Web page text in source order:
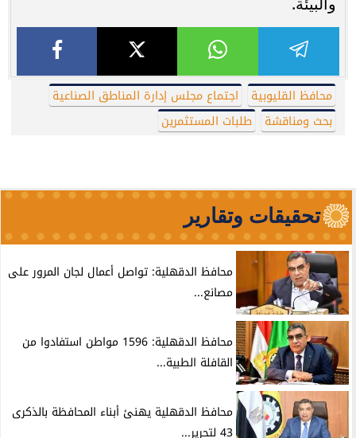
محافظ القليوبية
اجتماع مجلس إدارة المناطق الصناعية
بحث ومناقشة
طلبات المستثمرين
تحقيقات وتقارير
محافظ الدقهلية: تواصل أعمال لجان المرور على
مصانع...
محافظ الدقهلية: 1596 مواطن استفادوا من
القافلة الطبية...
محافظ الدقهلية يهنئ أبناء المحافظة بالذكرى
43 لتحرير...